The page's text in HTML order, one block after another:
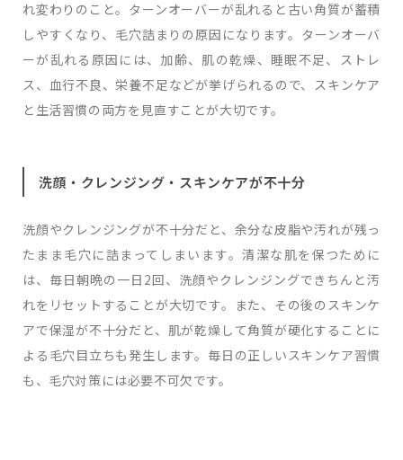
れ変わりのこと。ターンオーバーが乱れると古い角質が蓄積
しやすくなり、毛穴詰まりの原因になります。ターンオーバ
ーが乱れる原因には、加齢、肌の乾燥、睡眠不足、ストレ
ス、血行不良、栄養不足などが挙げられるので、スキンケア
と生活習慣の両方を見直すことが大切です。
洗顔・クレンジング・スキンケアが不十分
洗顔やクレンジングが不十分だと、余分な皮脂や汚れが残っ
たまま毛穴に詰まってしまいます。清潔な肌を保つために
は、毎日朝晩の一日2回、洗顔やクレンジングできちんと汚
れをリセットすることが大切です。また、その後のスキンケ
アで保湿が不十分だと、肌が乾燥して角質が硬化することに
よる毛穴目立ちも発生します。毎日の正しいスキンケア習慣
も、毛穴対策には必要不可欠です。